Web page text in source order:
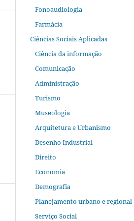
Fonoaudiologia
Farmácia
Ciências Sociais Aplicadas
Ciência da informação
Comunicação
Administração
Turismo
Museologia
Arquitetura e Urbanismo
Desenho Industrial
Direito
Economia
Demografia
Planejamento urbano e regional
Serviço Social